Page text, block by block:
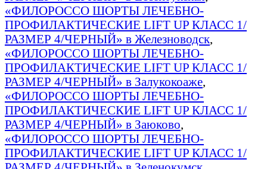
«ФИЛОРОССО ШОРТЫ ЛЕЧЕБНО-
ПРОФИЛАКТИЧЕСКИЕ LIFT UP КЛАСС 1/
РАЗМЕР 4/ЧЕРНЫЙ» в Железноводск,
«ФИЛОРОССО ШОРТЫ ЛЕЧЕБНО-
ПРОФИЛАКТИЧЕСКИЕ LIFT UP КЛАСС 1/
РАЗМЕР 4/ЧЕРНЫЙ» в Залукокоаже,
«ФИЛОРОССО ШОРТЫ ЛЕЧЕБНО-
ПРОФИЛАКТИЧЕСКИЕ LIFT UP КЛАСС 1/
РАЗМЕР 4/ЧЕРНЫЙ» в Заюково,
«ФИЛОРОССО ШОРТЫ ЛЕЧЕБНО-
ПРОФИЛАКТИЧЕСКИЕ LIFT UP КЛАСС 1/